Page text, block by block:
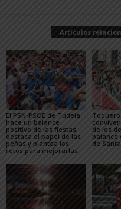
Artículos
El PSN-PSOE de Tudela
hace un balance
positivo de las fiestas,
destaca el papel de las
peñas y plantea los
retos para mejorarlas
de los
balance
de